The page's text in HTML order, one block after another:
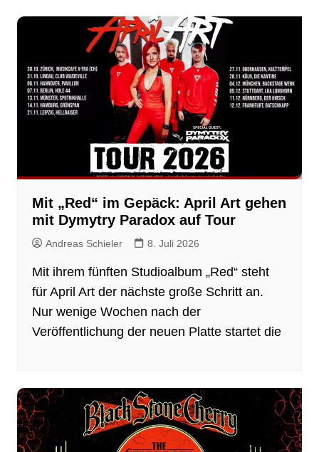
Mit „Red“ im Gepäck: April Art gehen
mit Dymytry Paradox auf Tour
Andreas Schieler 8. Juli 2026
Mit ihrem fünften Studioalbum „Red“ steht
für April Art der nächste große Schritt an.
Nur wenige Wochen nach der
Veröffentlichung der neuen Platte startet die